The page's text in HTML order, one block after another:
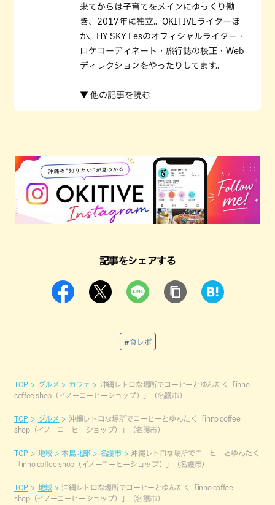
来てからは子育てをメインにゆっくり働
き、2017年に独立。OKITIVEライターほ
か、HY SKY Fesのオフィシャルライター・
ロケコーディネート・旅行誌の校正・Web
ディレクションをやったりしてます。
▼ 他の記事を読む
記事をシェアする
#食レポ
TOP グルメ カフェ
沖縄レトロな場所でコーヒーとゆんたく「inno
coffee shop（イノーコーヒーショップ）」（名護市）
TOP グルメ
沖縄レトロな場所でコーヒーとゆんたく「inno coffee
shop（イノーコーヒーショップ）」（名護市）
TOP 地域 本島北部 名護市
沖縄レトロな場所でコーヒーとゆんたく
「inno coffee shop（イノーコーヒーショップ）」（名護市）
TOP 地域
沖縄レトロな場所でコーヒーとゆんたく「inno coffee
shop（イノーコーヒーショップ）」（名護市）